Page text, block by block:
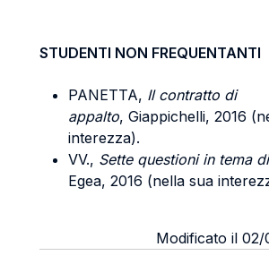
STUDENTI NON FREQUENTANTI
PANETTA, Il contratto di
appalto, Giappichelli, 2016
interezza).
VV., Sette questioni in tema
Egea, 2016 (nella sua
Modificato il 02/